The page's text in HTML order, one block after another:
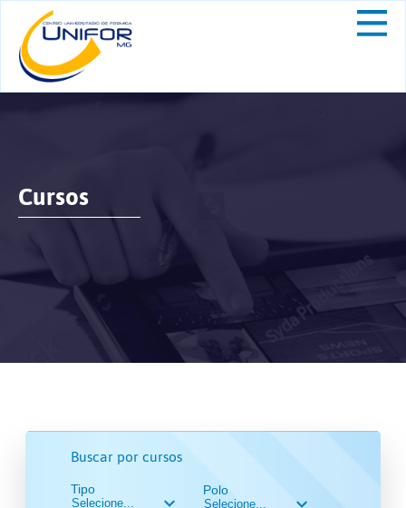
Cursos
Buscar por cursos
Tipo Polo